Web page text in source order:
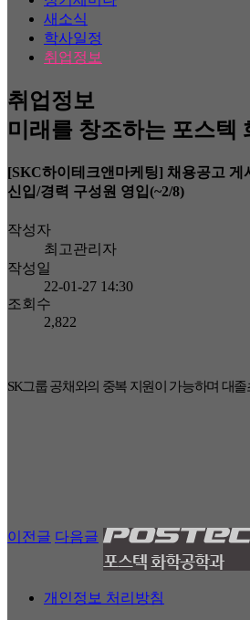
새소식
학사일정
취업정보
취업정보
미래를 창조하는 포스텍
[SKC하이테크앤마케팅] 채용공고 게
신입/경력 구성원 영입(~2/8)
작성자
최고관리자
작성일
22-01-27 14:30
조회수
2,822
SK그룹 공채와의 중복 지원이 가능하며 대졸
이전글 다음글
개인정보 처리방침